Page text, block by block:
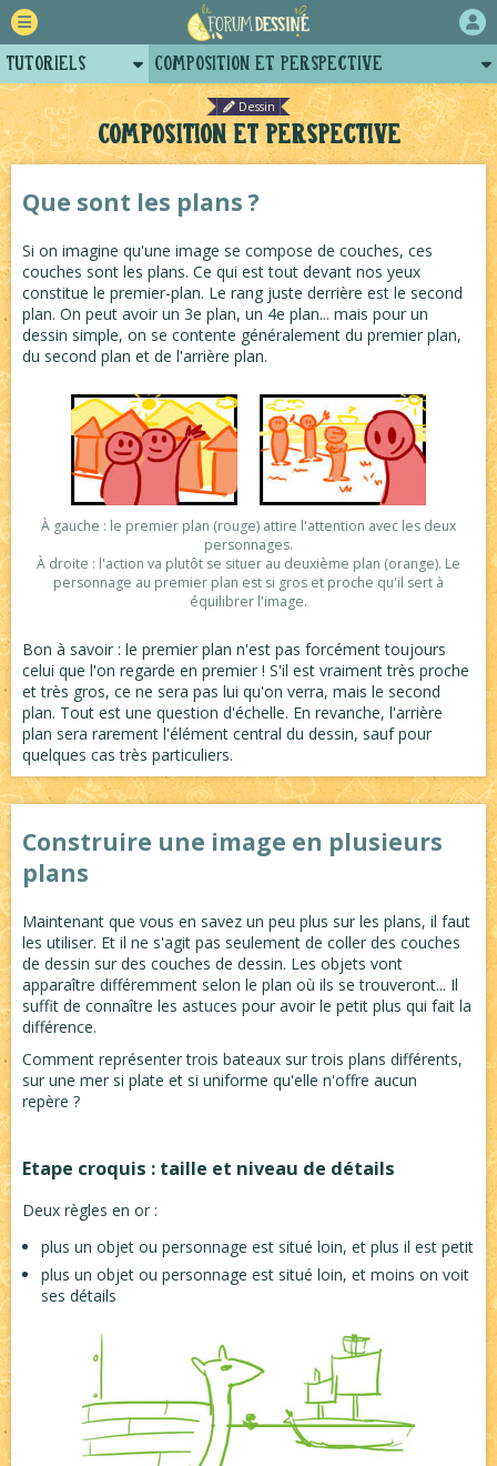
Dessin
Composition et perspective
Que sont les plans ?
Si on imagine qu'une image se compose de couches, ces
couches sont les plans. Ce qui est tout devant nos yeux
constitue le premier-plan. Le rang juste derrière est le second
plan. On peut avoir un 3e plan, un 4e plan... mais pour un
dessin simple, on se contente généralement du premier plan,
du second plan et de l'arrière plan.
À gauche : le premier plan (rouge) attire l'attention avec les deux
personnages.
À droite : l'action va plutôt se situer au deuxième plan (orange). Le
personnage au premier plan est si gros et proche qu'il sert à
équilibrer l'image.
Bon à savoir : le premier plan n'est pas forcément toujours
celui que l'on regarde en premier ! S'il est vraiment très proche
et très gros, ce ne sera pas lui qu'on verra, mais le second
plan. Tout est une question d'échelle. En revanche, l'arrière
plan sera rarement l'élément central du dessin, sauf pour
quelques cas très particuliers.
Construire une image en plusieurs
plans
Maintenant que vous en savez un peu plus sur les plans, il faut
les utiliser. Et il ne s'agit pas seulement de coller des couches
de dessin sur des couches de dessin. Les objets vont
apparaître différemment selon le plan où ils se trouveront... Il
suffit de connaître les astuces pour avoir le petit plus qui fait la
différence.
Comment représenter trois bateaux sur trois plans différents,
sur une mer si plate et si uniforme qu'elle n'offre aucun
repère ?
Etape croquis : taille et niveau de détails
Deux règles en or :
plus un objet ou personnage est situé loin, et plus il est petit
plus un objet ou personnage est situé loin, et moins on voit
ses détails
Tutoriels
Retour
Forum
Auteurs
Projets
Composition et perspective
Les expressions du visage
Dessiner les visages et les têtes
Dessiner les bulles de BD
Dessiner les ombres
Dessiner tout le temps le même personnage
Comment choisir ses études d'art ?
Réaliser un décor en couleurs
Dessiner les personnages accroupis
Connaître son aquarelle
Dessiner les mammifères
Dessiner les chevaux